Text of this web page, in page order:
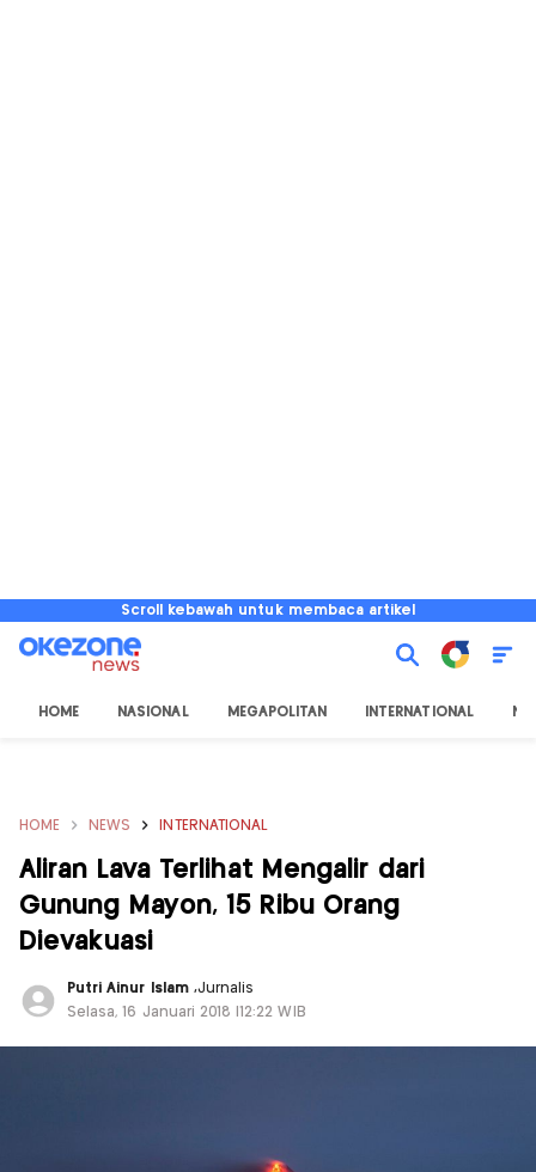
Scroll kebawah untuk membaca artikel
HOME NASIONAL MEGAPOLITAN INTERNATIONAL
HOME NEWS INTERNATIONAL
Aliran Lava Terlihat Mengalir dari
Gunung Mayon, 15 Ribu Orang
Dievakuasi
Putri Ainur Islam ,Jurnalis
Selasa, 16 Januari 2018 |12:22 WIB